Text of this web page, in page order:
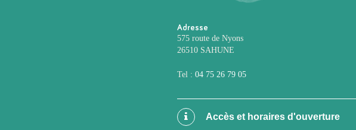
Adresse
575 route de Nyons
26510 SAHUNE
Tel : 04 75 26 79 05
Accès et horaires d'ouverture